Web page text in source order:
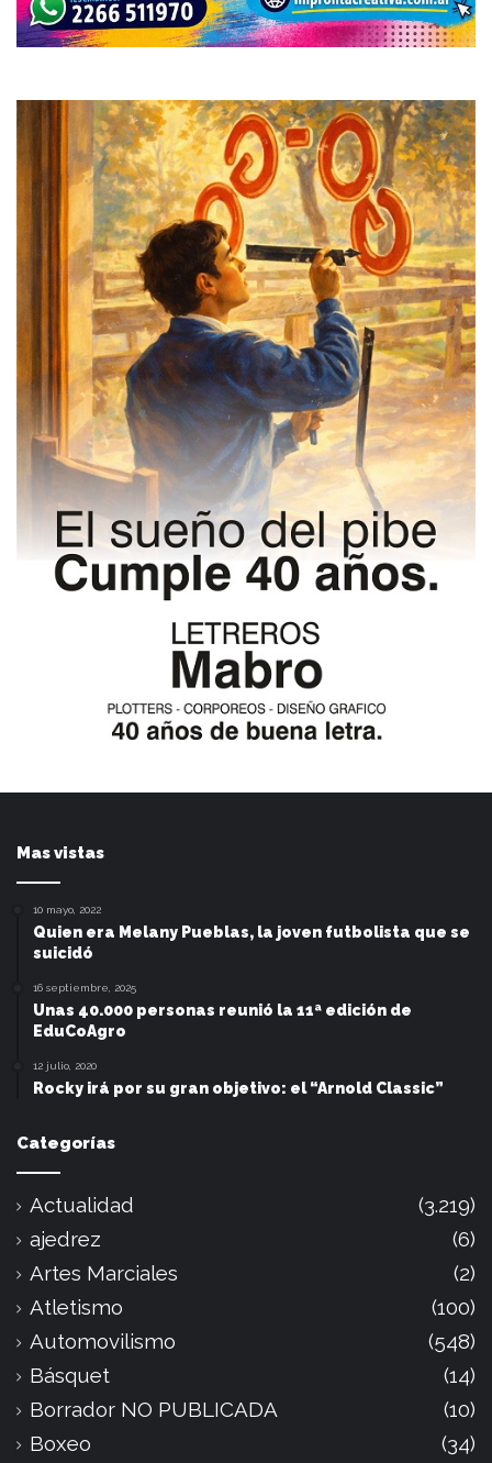
Mas vistas
10 mayo, 2022
Quien era Melany Pueblas, la joven futbolista que se
suicidó
16 septiembre, 2025
Unas 40.000 personas reunió la 11ª edición de
EduCoAgro
12 julio, 2020
Rocky irá por su gran objetivo: el “Arnold Classic”
Categorías
Actualidad
(3.219)
ajedrez
(6)
Artes Marciales
(2)
Atletismo
(100)
Automovilismo
(548)
Básquet
(14)
Borrador NO PUBLICADA
(10)
Boxeo
(34)